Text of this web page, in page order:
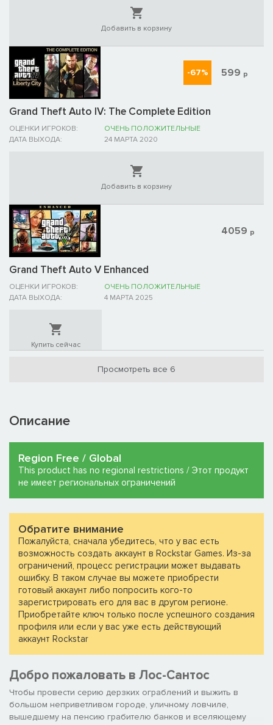
Добавить в корзину
Grand Theft Auto IV: The Complete Edition
ОЦЕНКИ ИГРОКОВ:
ОЧЕНЬ ПОЛОЖИТЕЛЬНЫЕ
ДАТА ВЫХОДА:
24 МАРТА 2020
-67% 599 р
Добавить в корзину
Grand Theft Auto V Enhanced
ОЦЕНКИ ИГРОКОВ:
ОЧЕНЬ ПОЛОЖИТЕЛЬНЫЕ
ДАТА ВЫХОДА:
4 МАРТА 2025
4059 р
Купить сейчас
Просмотреть все 6
Описание
Region Free / Global
This product has no regional restrictions / Этот продукт
не имеет региональных ограничений
Обратите внимание
Пожалуйста, сначала убедитесь, что у вас есть
возможность создать аккаунт в Rockstar Games. Из-за
ограничений, процесс регистрации может выдавать
ошибку. В таком случае вы можете приобрести
готовый аккаунт либо попросить кого-то
зарегистрировать его для вас в другом регионе.
Приобретайте ключ только после успешного создания
профиля или если у вас уже есть действующий
аккаунт Rockstar
Добро пожаловать в Лос-Сантос
Чтобы провести серию дерзких ограблений и выжить в
большом неприветливом городе, уличному ловчиле,
вышедшему на пенсию грабителю банков и вселяющему